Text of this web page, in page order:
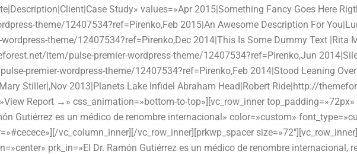
Study» values=»Apr 2015|Something Fancy Goes Here
theme/12407534?ref=Pirenko,Feb 2015|An Awesome Description For
theme/12407534?ref=Pirenko,Dec 2014|This Is Some Dummy Text |Rita
item/pulse-premier-wordpress-theme/12407534?ref=Pirenko,Jun
premier-wordpress-theme/12407534?ref=Pirenko,Feb 2014|Stood Leaning
Stiller|,Nov 2013|Planets Lake Infidel Abraham Head|Robert Ride|http://
Report →» css_animation=»bottom-to-top»][vc_row_inner top_padding=»72px»
Gutiérrez es un médico de renombre internacional» color=»custom»
vc_column_inner][/vc_row_inner][prkwp_spacer
prk_in=»El Dr. Ramón Gutiérrez es un médico de renombre internacional,